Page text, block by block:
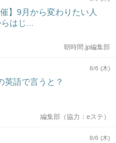
】9月から変わりたい人
はじ...
朝時間.jp編集部
8/6 (木)
英語で言うと？
編集部（協力：eステ）
8/6 (木)